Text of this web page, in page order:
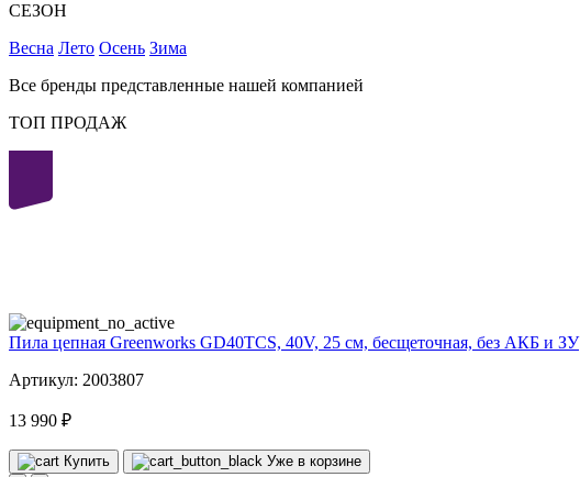
СЕЗОН
Весна Лето Осень Зима
Все бренды представленные нашей компанией
ТОП ПРОДАЖ
Пила цепная Greenworks GD40TCS, 40V, 25 см, бесщеточная, без АКБ и ЗУ
Артикул: 2003807
13 990 ₽
Купить Уже в корзине